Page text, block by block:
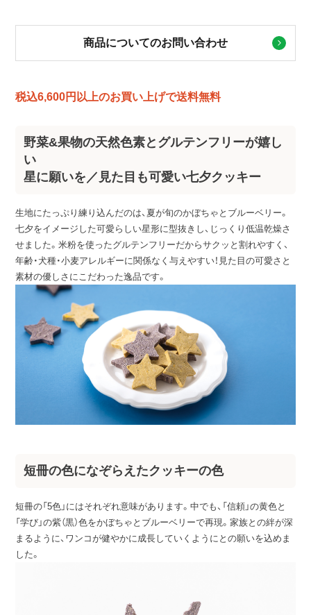
商品についてのお問い合わせ
税込6,600円以上のお買い上げで送料無料
野菜&果物の天然色素とグルテンフリーが嬉し
い
星に願いを／見た目も可愛い七夕クッキー
生地にたっぷり練り込んだのは、夏が旬のかぼちゃとブルーベリー。
七夕をイメージした可愛らしい星形に型抜きし、じっくり低温乾燥さ
せました。米粉を使ったグルテンフリーだからサクッと割れやすく、
年齢・犬種・小麦アレルギーに関係なく与えやすい！見た目の可愛さと
素材の優しさにこだわった逸品です。
短冊の色になぞらえたクッキーの色
短冊の「5色」にはそれぞれ意味があります。中でも、「信頼」の黄色と
「学び」の紫（黒）色をかぼちゃとブルーベリーで再現。家族との絆が深
まるように、ワンコが健やかに成長していくようにとの願いを込めま
した。